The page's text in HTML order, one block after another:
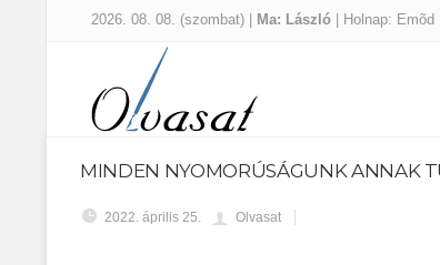
2026. 08. 08. (szombat) | Ma: László | Holnap: Emõd
MINDEN NYOMORÚSÁGUNK ANNAK
2022. április 25. Olvasat